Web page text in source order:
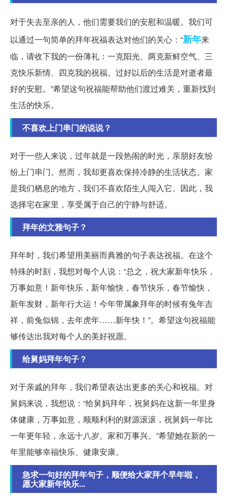
对于失去至亲的人，他们需要我们的安慰和温暖。我们可
以通过一句简单的拜年祝福表达对他们的关心：“新年来
临，请收下我的一份薄礼：一克阳光、两克新鲜空气、三
克快乐新情、四克我的祝福。过好以后的生活是对逝者最
好的安慰。”希望这句祝福能帮助他们渡过难关，重新找到
生活的快乐。
不喜欢上门串门的说说？
对于一些人来说，过年就是一段热闹的时光，亲朋好友纷
纷上门串门。然而，我却更喜欢保持冷静的生活状态。家
是我们栖息的地方，我们不喜欢陌生人闯入它。因此，我
选择宅在家里，享受属于自己的宁静与舒适。
拜年的文雅句子？
拜年时，我们希望用美丽而典雅的句子表达祝福。在这个
特殊的时刻，我想对每个人说：“总之，祝大家新年快乐，
万事如意！新年快乐，新年愉快，春节快乐，春节愉快，
新年发财，新年行大运！今年带属象拜年的时候有兔年吉
祥，前兔似锦，去年虎年……新年快！”。希望这句祝福能
够传达出我对每个人的美好祝愿。
给舅妈拜年句子？
对于亲戚的拜年，我们希望表达出更多的关心和祝福。对
舅妈来说，我想说：“给舅妈拜年，祝舅妈在这新一年里身
体健康，万事如意，顺顺利利的财源滚滚，祝舅妈一年比
一年更年轻，永远十八岁。家和万事兴。”希望她在新的一
年里能够幸福快乐、健康安康。
急求一句好的拜年句子，顺便给大家拜个早年啦，
愿大家新年快乐...